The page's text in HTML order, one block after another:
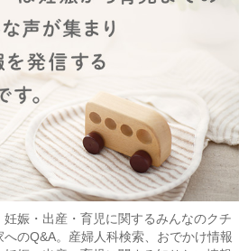
娠・出産・育児に関するみんなのクチ
のQ&A。産婦人科検索、おでかけ情報